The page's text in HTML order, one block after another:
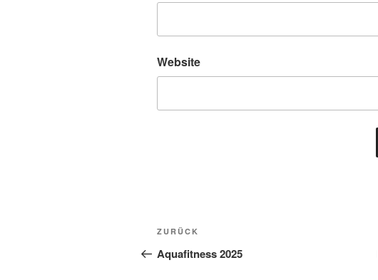
Website
Beitragsnavigation
Vorheriger
Beitrag
ZURÜCK
Aquafitness 2025